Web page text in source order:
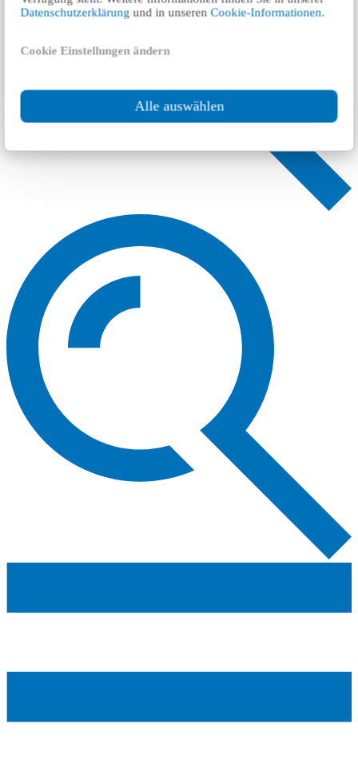
Datenschutzerklärung und in unserenCookie-Informationen.
Cookie Einstellungen ändern
Alle auswählen